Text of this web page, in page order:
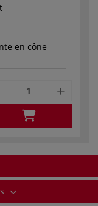
en cône
+